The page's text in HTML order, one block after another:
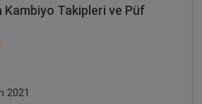
Kambiyo Takipleri ve Püf
2021